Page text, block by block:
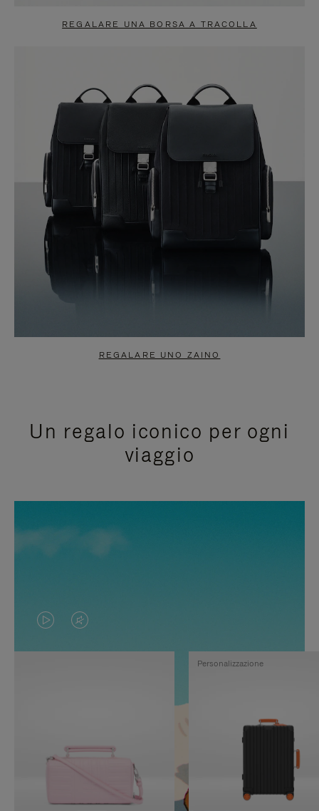
REGALARE UNA BORSA A TRACOLLA
REGALARE UNO ZAINO
Un regalo iconico per ogni
viaggio
IL
VIDEO
PAUSA,
PREMERE
IL
VIDEO
SILENZIATO,
ATTIVARE
Personalizzazione